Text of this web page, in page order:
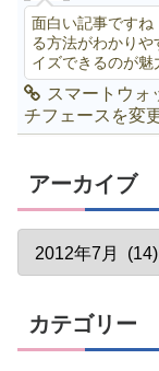
面白い記事です
る方法がわかり
イズできるのが魅
スマートウォ
チフェースを変
アーカイブ
カテゴリー